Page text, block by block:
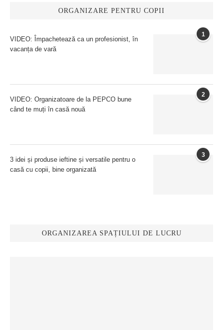
ORGANIZARE PENTRU COPII
1
VIDEO: Împachetează ca un profesionist, în
vacanța de vară
2
VIDEO: Organizatoare de la PEPCO bune
când te muți în casă nouă
3
3 idei și produse ieftine și versatile pentru o
casă cu copii, bine organizată
ORGANIZAREA SPAȚIULUI DE LUCRU